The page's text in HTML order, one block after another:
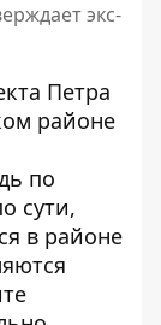
экс-
Петра
районе
по
сути,
в районе